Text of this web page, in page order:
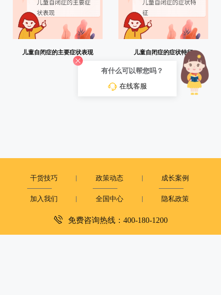
儿童自闭症的主要症状表现 儿童自闭症的症状特征
干货技巧 政策动态 成长案例
加入我们 全国中心 隐私政策
深圳市复米健康科技有限公司
有什么可以帮您吗？
在线客服
免费咨询热线：400-180-1200